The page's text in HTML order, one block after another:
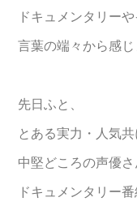
ドキュメンタリー
言葉の端々から感じ
先日ふと、
とある実力・人気
中堅どころの声優
ドキュメンタリー